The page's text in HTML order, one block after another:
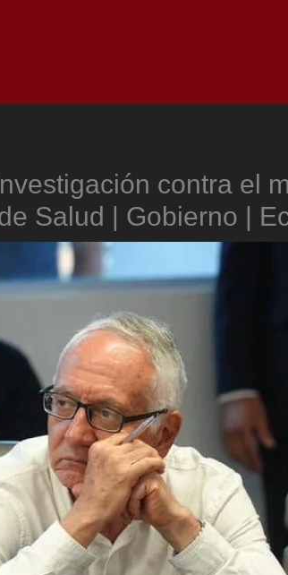
contra el
Salud | Gobierno |